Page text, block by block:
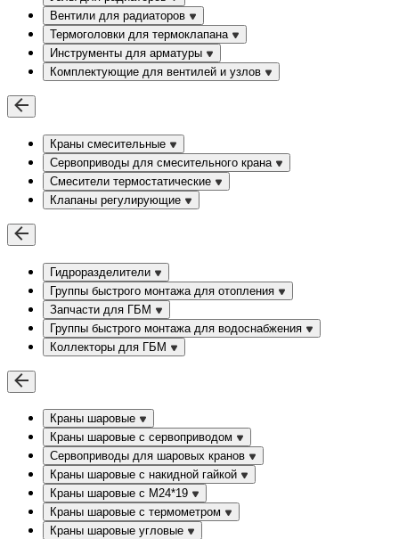
Вентили для радиаторов
Термоголовки для термоклапана
Инструменты для арматуры
Комплектующие для вентилей и узлов
Краны смесительные
Сервоприводы для смесительного крана
Смесители термостатические
Клапаны регулирующие
Гидроразделители
Группы быстрого монтажа для отопления
Запчасти для ГБМ
Группы быстрого монтажа для водоснабжения
Коллекторы для ГБМ
Краны шаровые
Краны шаровые с сервоприводом
Сервоприводы для шаровых кранов
Краны шаровые с накидной гайкой
Краны шаровые с М24*19
Краны шаровые с термометром
Краны шаровые угловые